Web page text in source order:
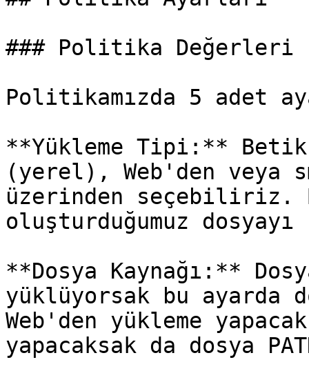
### Politika Değerleri
Politikamızda 5 adet
**Yükleme Tipi:** Betik
(yerel), Web'den veya
üzerinden seçebiliriz.
oluşturduğumuz
**Dosya Kaynağı:**
yüklüyorsak bu ayarda
Web'den yükleme
yapacaksak da dosya